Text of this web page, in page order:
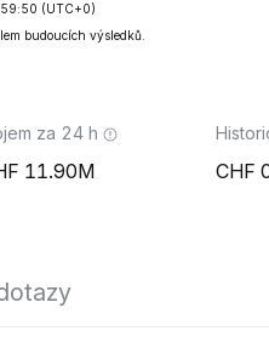
(UTC+0)
budoucích výsledků.
za 24 h
11.90M